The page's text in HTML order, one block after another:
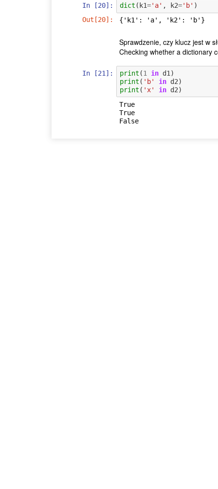
In [20]: dict ( k1='a' , k2='b' )
Out[20]:
{'k1': 'a', 'k2': 'b'}
Sprawdzenie, czy klucz jest w
Checking whether a dictionary
In [21]: print (1 in d1 )
print ( 'b' in d2)
print ( 'x' in d2)
True
True
False